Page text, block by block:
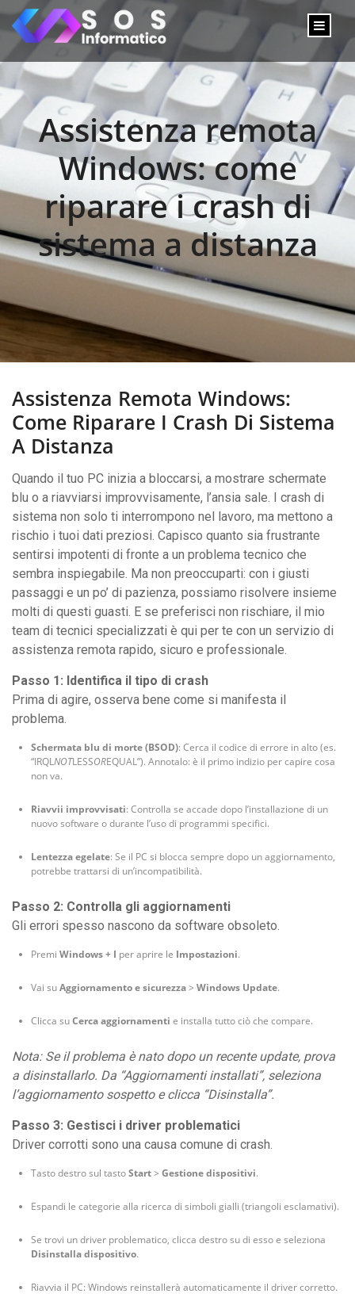
Assistenza remota
Windows: come
riparare i crash di
sistema a distanza
Assistenza Remota Windows:
Come Riparare I Crash Di Sistema
A Distanza
Quando il tuo PC inizia a bloccarsi, a mostrare schermate
blu o a riavviarsi improvvisamente, l’ansia sale. I crash di
sistema non solo ti interrompono nel lavoro, ma mettono a
rischio i tuoi dati preziosi. Capisco quanto sia frustrante
sentirsi impotenti di fronte a un problema tecnico che
sembra inspiegabile. Ma non preoccuparti: con i giusti
passaggi e un po’ di pazienza, possiamo risolvere insieme
molti di questi guasti. E se preferisci non rischiare, il mio
team di tecnici specializzati è qui per te con un servizio di
assistenza remota rapido, sicuro e professionale.
Passo 1: Identifica il tipo di crash
Prima di agire, osserva bene come si manifesta il
problema.
Schermata blu di morte (BSOD): Cerca il codice di errore in alto (es.
“IRQLNOTLESSOREQUAL”). Annotalo: è il primo indizio per capire cosa
non va.
Riavvii improvvisati: Controlla se accade dopo l’installazione di un
nuovo software o durante l’uso di programmi specifici.
Lentezza egelate: Se il PC si blocca sempre dopo un aggiornamento,
potrebbe trattarsi di un’incompatibilità.
Passo 2: Controlla gli aggiornamenti
Gli errori spesso nascono da software obsoleto.
Premi Windows + I per aprire le Impostazioni.
Vai suAggiornamento e sicurezza> Windows Update.
Clicca suCerca aggiornamenti e installa tutto ciò che compare.
Nota: Se il problema è nato dopo un recente update, prova
a disinstallarlo. Da “Aggiornamenti installati”, seleziona
l’aggiornamento sospetto e clicca “Disinstalla”.
Passo 3: Gestisci i driver problematici
Driver corrotti sono una causa comune di crash.
Tasto destro sul tastoStart> Gestione dispositivi.
Espandi le categorie alla ricerca di simboli gialli (triangoli esclamativi).
Se trovi un driver problematico, clicca destro su di esso e seleziona
Disinstalla dispositivo.
Riavvia il PC: Windows reinstallerà automaticamente il driver corretto.